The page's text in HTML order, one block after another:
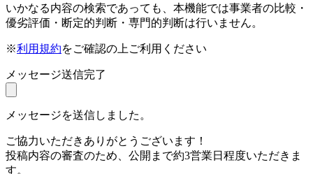
いかなる内容の検索であっても、本機能では事業者の比較・
優劣評価・断定的判断・専門的判断は行いません。
※利用規約をご確認の上ご利用ください
メッセージ送信完了
メッセージを送信しました。
ご協力いただきありがとうございます！
投稿内容の審査のため、公開まで約3営業日程度いただきま
す。